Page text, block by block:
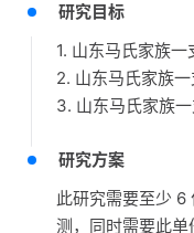
研究目标
1. 山东马氏家族一
2. 山东马氏家族一
3. 山东马氏家族
研究方案
此研究需要至少 6
测，同时需要此